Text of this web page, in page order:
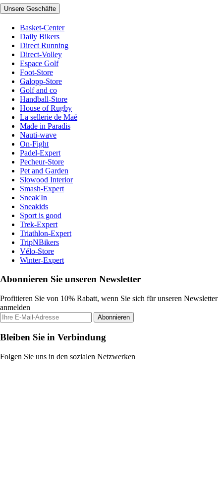
Unsere Geschäfte
Basket-Center
Daily Bikers
Direct Running
Direct-Volley
Espace Golf
Foot-Store
Galopp-Store
Golf and co
Handball-Store
House of Rugby
La sellerie de Maé
Made in Paradis
Nauti-wave
On-Fight
Padel-Expert
Pecheur-Store
Pet and Garden
Slowood Interior
Smash-Expert
Sneak'In
Sneakids
Sport is good
Trek-Expert
Triathlon-Expert
TripNBikers
Vélo-Store
Winter-Expert
Abonnieren Sie unseren Newsletter
Profitieren Sie von 10% Rabatt, wenn Sie sich für unseren Newsletter
anmelden
Abonnieren
Bleiben Sie in Verbindung
Folgen Sie uns in den sozialen Netzwerken